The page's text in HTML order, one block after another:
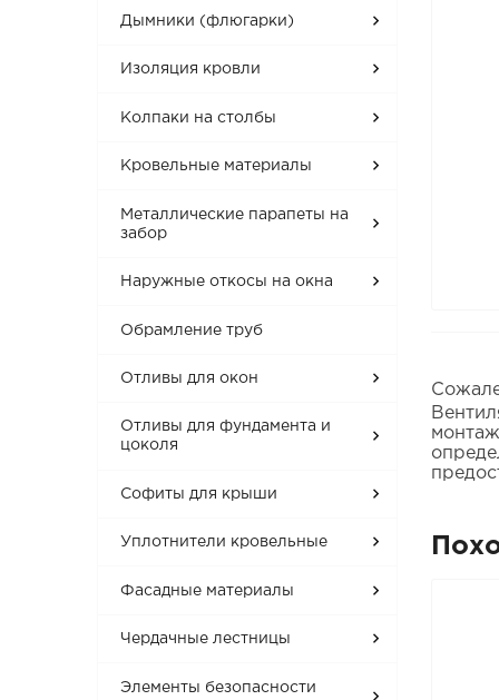
Дымники (флюгарки)
Изоляция кровли
Колпаки на столбы
Кровельные материалы
Металлические парапеты на
забор
Наружные откосы на окна
Обрамление труб
Отливы для окон
Отливы для фундамента и
цоколя
Софиты для крыши
Уплотнители кровельные
Фасадные материалы
Чердачные лестницы
Элементы безопасности